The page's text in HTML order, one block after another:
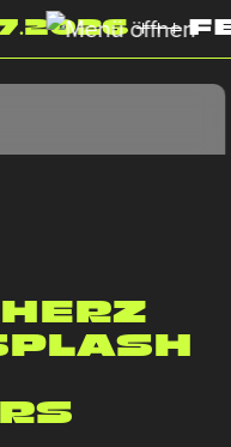
+++